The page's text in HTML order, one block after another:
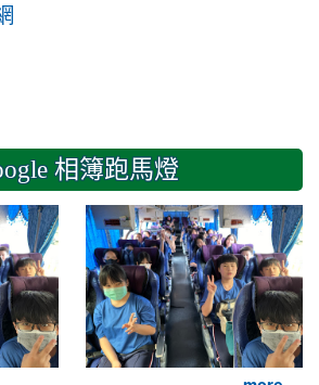
相簿跑馬燈
2024-11-14 六年級三和